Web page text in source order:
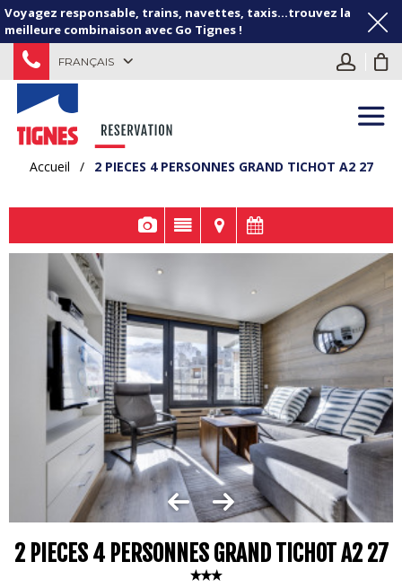
Voyagez responsable, trains, navettes, taxis...trouvez la
meilleure combinaison avec Go Tignes !
FRANÇAIS
Accueil / 2 PIECES 4 PERSONNES GRAND TICHOT A2 27
2 PIECES 4 PERSONNES GRAND TICHOT A2 27